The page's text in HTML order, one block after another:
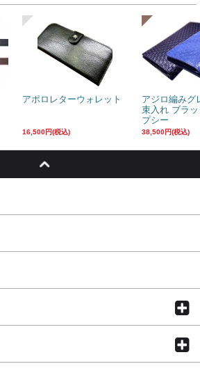
アポロレターウォレット
16,500円(税込)
アジロ編みグ
束入れ ブラ
プシー
38,500円(税込)